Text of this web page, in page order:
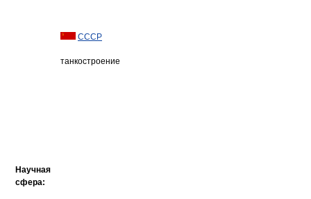
СССР
Научная
сфера:
танкостроение